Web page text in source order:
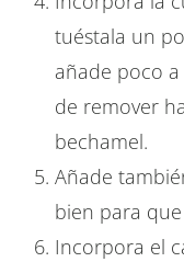
tuéstala un
añade poco
de remover
bechamel.
Añade
bien para
Incorpora el